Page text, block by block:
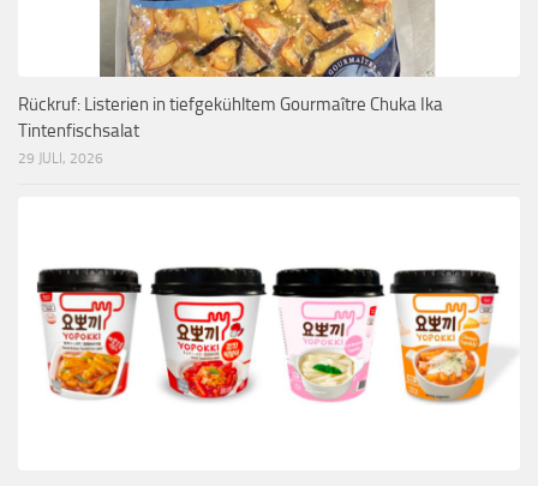
Rückruf: Listerien in tiefgekühltem Gourmaître Chuka Ika
Tintenfischsalat
29 JULI, 2026